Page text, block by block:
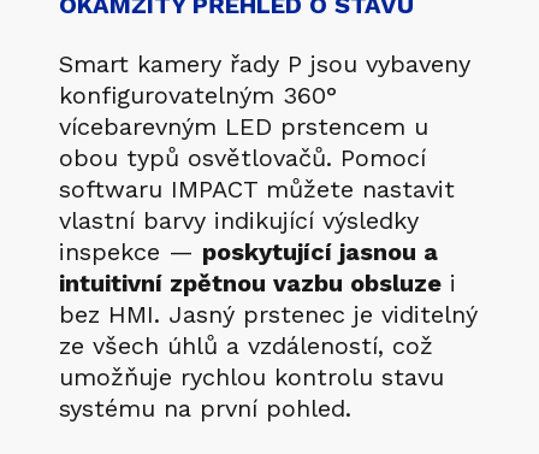
Smart kamery řady P jsou vybaveny
konfigurovatelným 360°
vícebarevným LED prstencem u
obou typů osvětlovačů. Pomocí
softwaru IMPACT můžete nastavit
vlastní barvy indikující výsledky
inspekce — poskytující jasnou a
intuitivní zpětnou vazbu obsluze i
bez HMI. Jasný prstenec je viditelný
ze všech úhlů a vzdáleností, což
umožňuje rychlou kontrolu stavu
systému na první pohled.